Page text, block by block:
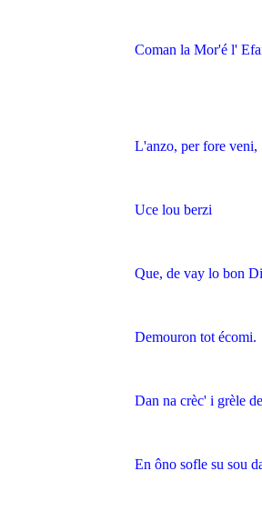
Coman la Mor'é l'
L'anzo, per fore veni,
Uce lou berzi
Que, de vay lo bon
Demouron tot écomi.
Dan na crèc' i grèle
En ôno sofle su sou